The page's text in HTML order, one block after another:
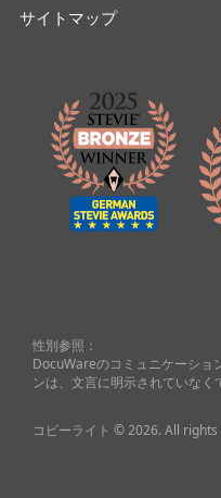
サイトマップ
性別参照：
DocuWareのコミュニケーショ
ンは、文言に明示されていなく
コピーライト © 2026. All